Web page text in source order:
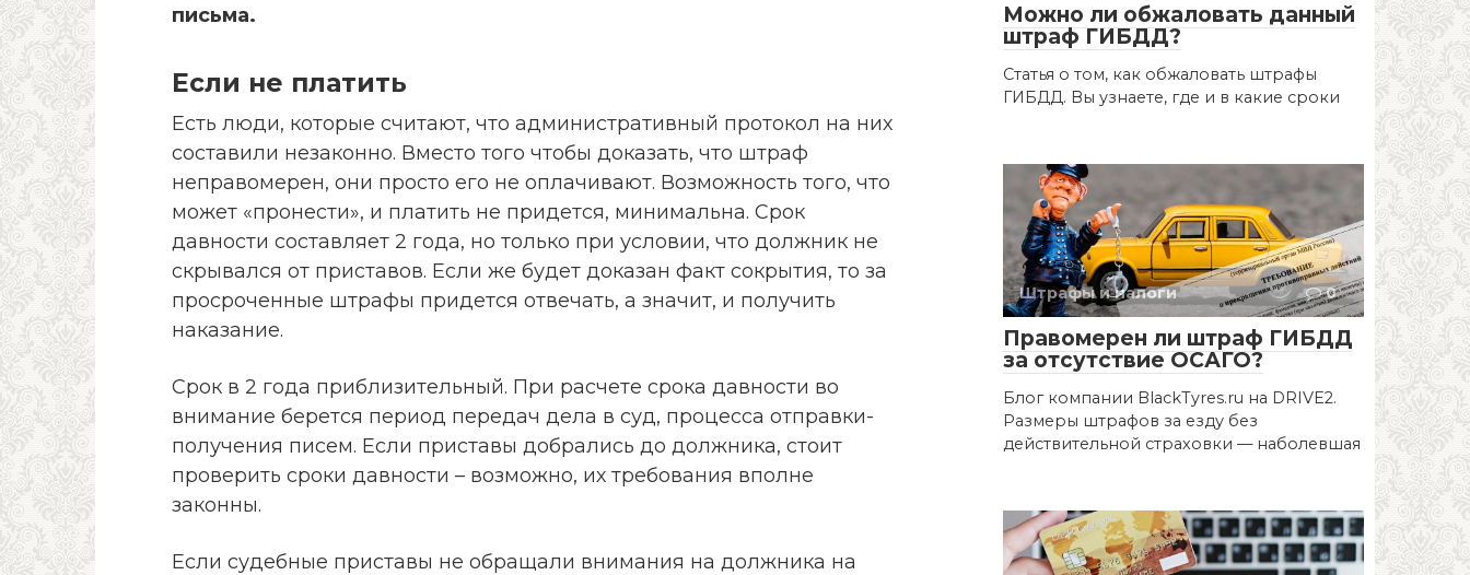
письма.
Если не платить
Есть люди, которые считают, что административный протокол на них
составили незаконно. Вместо того чтобы доказать, что штраф
неправомерен, они просто его не оплачивают. Возможность того, что
может «пронести», и платить не придется, минимальна. Срок
давности составляет 2 года, но только при условии, что должник не
скрывался от приставов. Если же будет доказан факт сокрытия, то за
просроченные штрафы придется отвечать, а значит, и получить
наказание.
Срок в 2 года приблизительный. При расчете срока давности во
внимание берется период передач дела в суд, процесса отправки-
получения писем. Если приставы добрались до должника, стоит
проверить сроки давности – возможно, их требования вполне
законны.
Если судебные приставы не обращали внимания на должника на
Можно ли обжаловать данный
штраф ГИБДД?
Статья о том, как обжаловать штрафы
ГИБДД. Вы узнаете, где и в какие сроки
Штрафы и налоги 0
Правомерен ли штраф ГИБДД
за отсутствие ОСАГО?
Блог компании BlackTyres.ru на DRIVE2.
Размеры штрафов за езду без
действительной страховки — наболевшая